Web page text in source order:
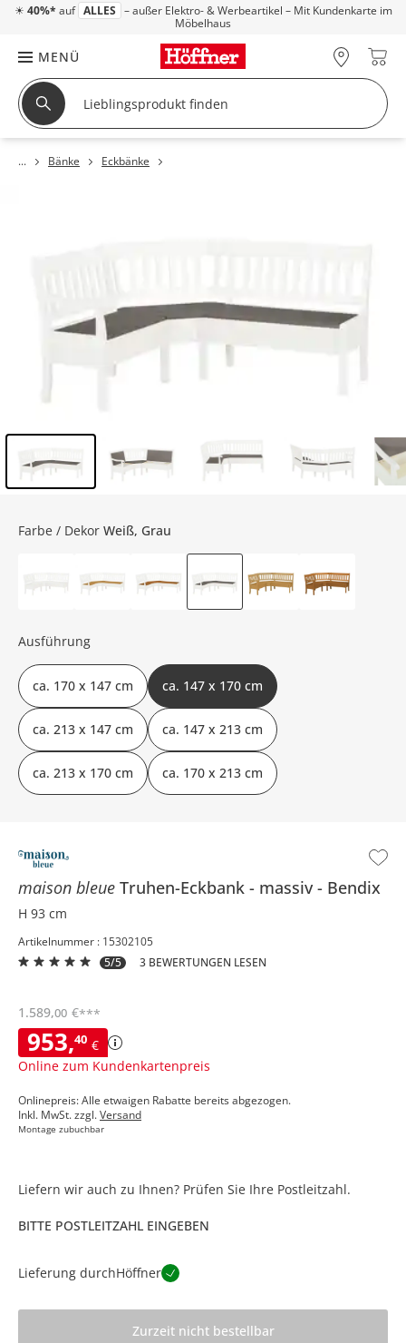
☀ 40%* auf ALLES – außer Elektro- & Werbeartikel – Mit Kundenkarte im
Möbelhaus
MENÜ
Bänke Eckbänke
maison bleue Truhen-Eckbank massiv Bendix
H 93 cm
Artikelnummer : 15302105
5/5
3 BEWERTUNGEN LESEN
953,40 €
Online zum Kundenkartenpreis
1.589,00 €***
Onlinepreis: Alle etwaigen Rabatte bereits abgezogen.
Inkl. MwSt. zzgl.Versand
Montage zubuchbar
Farbe / Dekor Weiß, Grau
Ausführung
ca. 170 x 147 cm ca. 147 x 170 cm
ca. 213 x 147 cm ca. 147 x 213 cm
ca. 213 x 170 cm ca. 170 x 213 cm
Liefern wir auch zu Ihnen? Prüfen Sie Ihre Postleitzahl.
BITTE POSTLEITZAHL EINGEBEN
Lieferung durchHöffner
Zurzeit nicht bestellbar